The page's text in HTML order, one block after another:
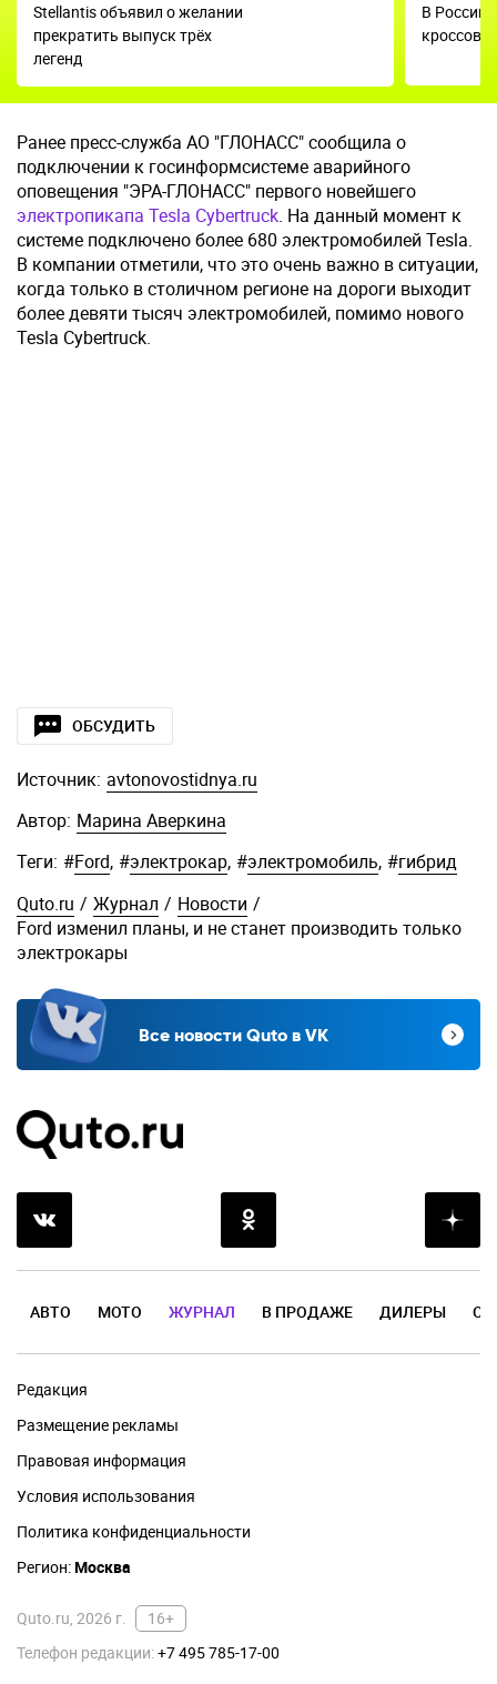
Stellantis объявил о желании
прекратить выпуск трёх
легенд
В России
Ранее пресс-служба АО "ГЛОНАСС" сообщила о
подключении к госинформсистеме аварийного
оповещения "ЭРА-ГЛОНАСС" первого новейшего
электропикапа Tesla Cybertruck. На данный момент к
системе подключено более 680 электромобилей Tesla.
В компании отметили, что это очень важно в ситуации,
когда только в столичном регионе на дороги выходит
более девяти тысяч электромобилей, помимо нового
Tesla Cybertruck.
ОБСУДИТЬ
Источник: avtonovostidnya.ru
Автор: Марина Аверкина
Теги: #Ford, #электрокар, #электромобиль, #гибрид
Quto.ru / Журнал / Новости /
Ford изменил планы, и не станет производить только
электрокары
Все новости Quto в VK
АВТО МОТО ЖУРНАЛ В ПРОДАЖЕ ДИЛЕРЫ
Редакция
Размещение рекламы
Правовая информация
Условия использования
Политика конфиденциальности
Регион:Москва
Quto.ru, 2026 г.
16+
Телефон редакции:+7 495 785-17-00